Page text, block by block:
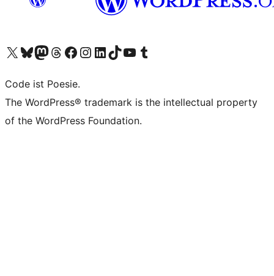
Unser X-Konto (früher Twitter) besuchen
Unser Bluesky-Konto besuchen
Unser Mastodon-Konto besuchen
Unser Threads-Konto besuchen
Unsere Facebook-Seite besuchen
Unser Instagram-Konto besuchen
Unser LinkedIn-Konto besuchen
Unser TikTok-Konto besuchen
Unseren YouTube-Kanal besuchen
Unser Tumblr-Konto besuchen
Code ist Poesie.
The WordPress® trademark is the intellectual property
of the WordPress Foundation.